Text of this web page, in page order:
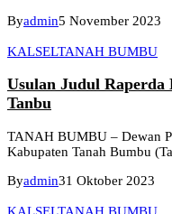
Byadmin5 November 2023
KALSELTANAH BUMBU
Usulan Judul Raperda
Tanbu
TANAH BUMBU – Dewan
Kabupaten Tanah Bumbu
Byadmin31 Oktober 2023
KALSELTANAH BUMBU